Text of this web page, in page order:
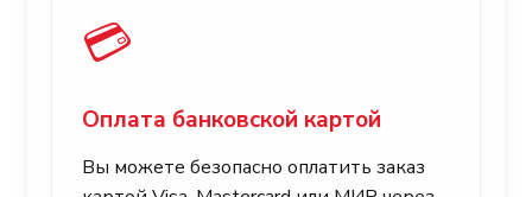
💳
Оплата банковской картой
Вы можете безопасно оплатить заказ